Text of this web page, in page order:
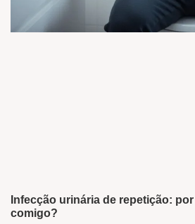
Infecção urinária de repetição:
comigo?